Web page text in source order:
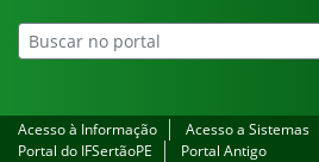
Acesso à Informação Acesso a Sistemas
Portal do IFSertãoPE
Portal Antigo